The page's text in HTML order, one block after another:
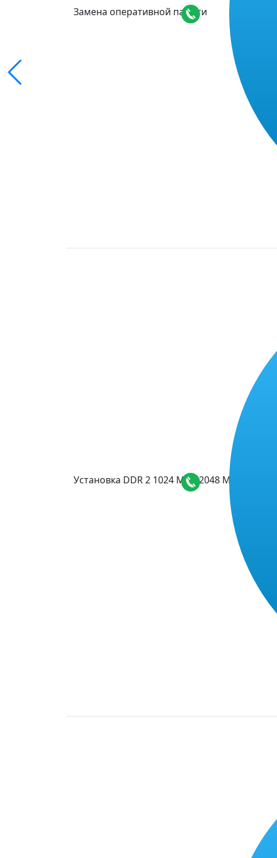
Замена оперативной памяти
Установка DDR 2 1024 MB / 2048 MB / 4096 MB